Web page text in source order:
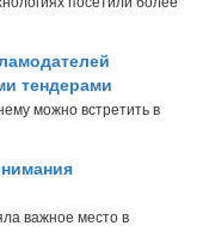
тендерами
можно встретить в
важное место в